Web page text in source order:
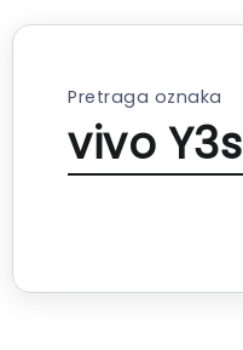
Pretraga oznaka
vivo Y3s